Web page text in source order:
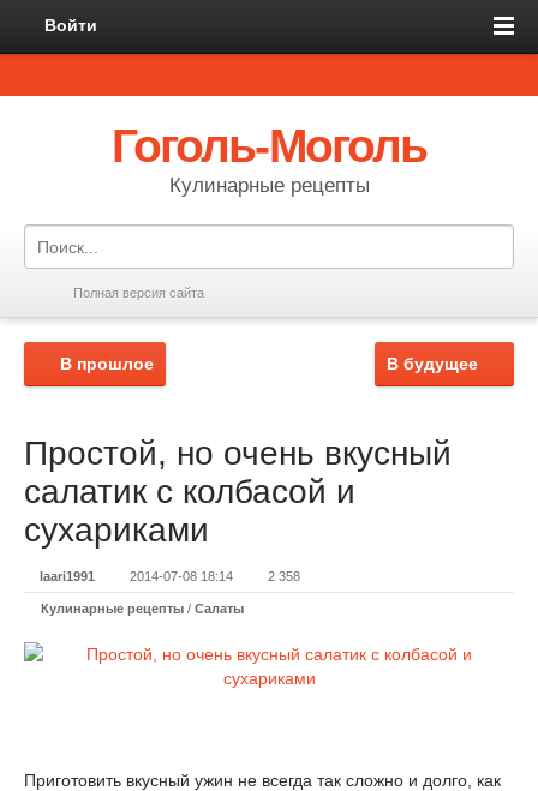
Войти
Гоголь-Моголь
Кулинарные рецепты
Полная версия сайта
В будущее
В прошлое
Простой, но очень вкусный
салатик с колбасой и
сухариками
laari1991 2014-07-08 18:14 2 358
Кулинарные рецепты / Салаты
Приготовить вкусный ужин не всегда так сложно и долго, как